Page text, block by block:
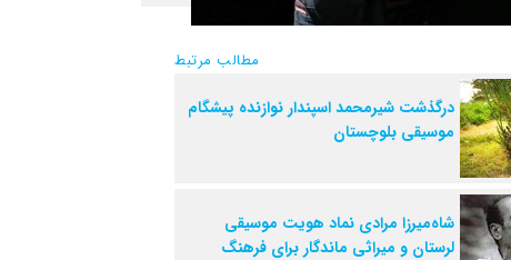
مطالب مرتبط
درگذشت شیرمحمد اسپندار نوازنده پیشگام
موسیقی بلوچستان
شاه‌میرزا مرادی نماد هویت موسیقی
لرستان و میراثی ماندگار برای فرهنگ